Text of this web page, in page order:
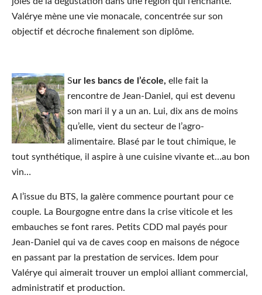
Valérye mène une vie monacale, concentrée sur son
objectif et décroche finalement son diplôme.
Sur les bancs de l’école, elle fait la
rencontre de Jean-Daniel, qui est devenu
son mari il y a un an. Lui, dix ans de moins
qu’elle, vient du secteur de l’agro-
alimentaire. Blasé par le tout chimique, le
tout synthétique, il aspire à une cuisine vivante et…au bon
vin…
A l’issue du BTS, la galère commence pourtant pour ce
couple. La Bourgogne entre dans la crise viticole et les
embauches se font rares. Petits CDD mal payés pour
Jean-Daniel qui va de caves coop en maisons de négoce
en passant par la prestation de services. Idem pour
Valérye qui aimerait trouver un emploi alliant commercial,
administratif et production.